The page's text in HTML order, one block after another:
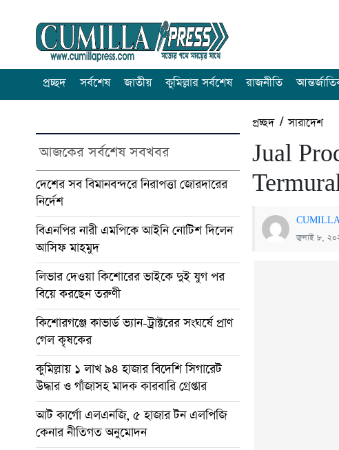
প্রচ্ছদ সর্বশেষ জাতীয় কুমিল্লার সর্বশেষ রাজনীতি
আজকের সর্বশেষ সবখবর
দেশের সব বিমানবন্দরে নিরাপত্তা জোরদারের
নির্দেশ
বিএনপির নারী এমপিকে আইনি নোটিশ দিলেন
আসিফ মাহমুদ
লিভার দেওয়া কিশোরের ভাইকে দুই যুগ পর
বিয়ে করছেন তরুণী
কিশোরগঞ্জে কাভার্ড ভ্যান-ট্রাক্টরের সংঘর্ষে প্রাণ
গেল কৃষকের
কুমিল্লায় ১ লাখ ৯৪ হাজার বিদেশি সিগারেট
উদ্ধার ও গাঁজাসহ মাদক কারবারি গ্রেপ্তার
আট কার্গো এলএনজি, ৫ হাজার টন এলপিজি
কেনার নীতিগত অনুমোদন
প্রচ্ছদ/সারাদেশ
Jual
জুলাই ৮,